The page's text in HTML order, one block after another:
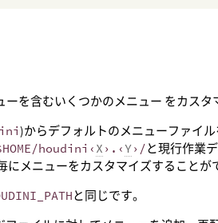
を含むいくつかのメニュー をカスタ
)からデフォルトのメニューファイル
houdini‹ X ›.‹Y›/と現行作業
メニューをカスタマイズすることが
と同じです。